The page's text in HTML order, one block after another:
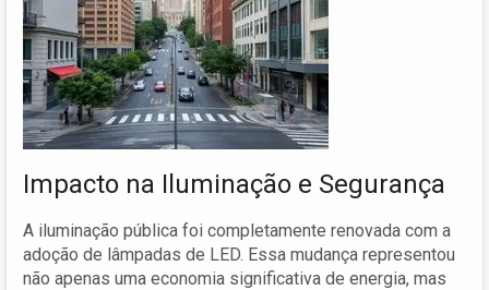
Impacto na Iluminação e Segurança
A iluminação pública foi completamente renovada com a
adoção de lâmpadas de LED. Essa mudança representou
não apenas uma economia significativa de energia, mas